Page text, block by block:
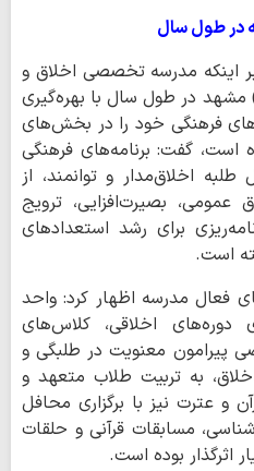
در طول سال
اینکه مدرسه تخصصی اخلاق و
مشهد در طول سال با بهره‌گیری
فرهنگی خود را در بخش‌های
است، گفت: برنامه‌های فرهنگی
اخلاق‌مدار و توانمند، از
بصیرت‌افزایی، ترویج
برای رشد استعدادهای
است.
فعال مدرسه اظهار کرد: واحد
دوره‌های اخلاقی، کلاس‌های
پیرامون معنویت در طلبگی و
به تربیت طلاب متعهد و
و عترت نیز با برگزاری محافل
مسابقات قرآنی و حلقات
اثرگذار بوده است.